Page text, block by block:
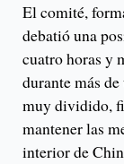
El comité,
debatió una
cuatro horas y
durante más
muy dividido,
mantener las
interior de